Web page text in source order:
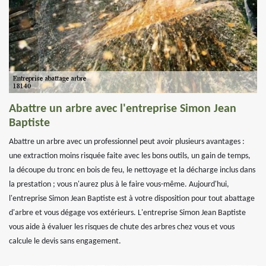
Abattre un arbre avec l'entreprise Simon Jean
Baptiste
Abattre un arbre avec un professionnel peut avoir plusieurs avantages :
une extraction moins risquée faite avec les bons outils, un gain de temps,
la découpe du tronc en bois de feu, le nettoyage et la décharge inclus dans
la prestation ; vous n'aurez plus à le faire vous-même. Aujourd'hui,
l'entreprise Simon Jean Baptiste est à votre disposition pour tout abattage
d'arbre et vous dégage vos extérieurs. L'entreprise Simon Jean Baptiste
vous aide à évaluer les risques de chute des arbres chez vous et vous
calcule le devis sans engagement.